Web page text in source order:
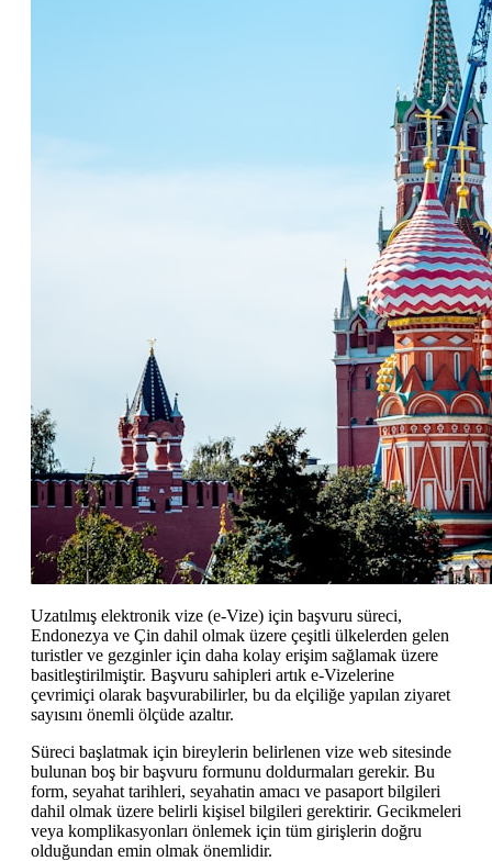
Uzatılmış elektronik vize (e-Vize) için başvuru süreci,
Endonezya ve Çin dahil olmak üzere çeşitli ülkelerden gelen
turistler ve gezginler için daha kolay erişim sağlamak üzere
basitleştirilmiştir. Başvuru sahipleri artık e-Vizelerine
çevrimiçi olarak başvurabilirler, bu da elçiliğe yapılan ziyaret
sayısını önemli ölçüde azaltır.
Süreci başlatmak için bireylerin belirlenen vize web sitesinde
bulunan boş bir başvuru formunu doldurmaları gerekir. Bu
form, seyahat tarihleri, seyahatin amacı ve pasaport bilgileri
dahil olmak üzere belirli kişisel bilgileri gerektirir. Gecikmeleri
veya komplikasyonları önlemek için tüm girişlerin doğru
olduğundan emin olmak önemlidir.